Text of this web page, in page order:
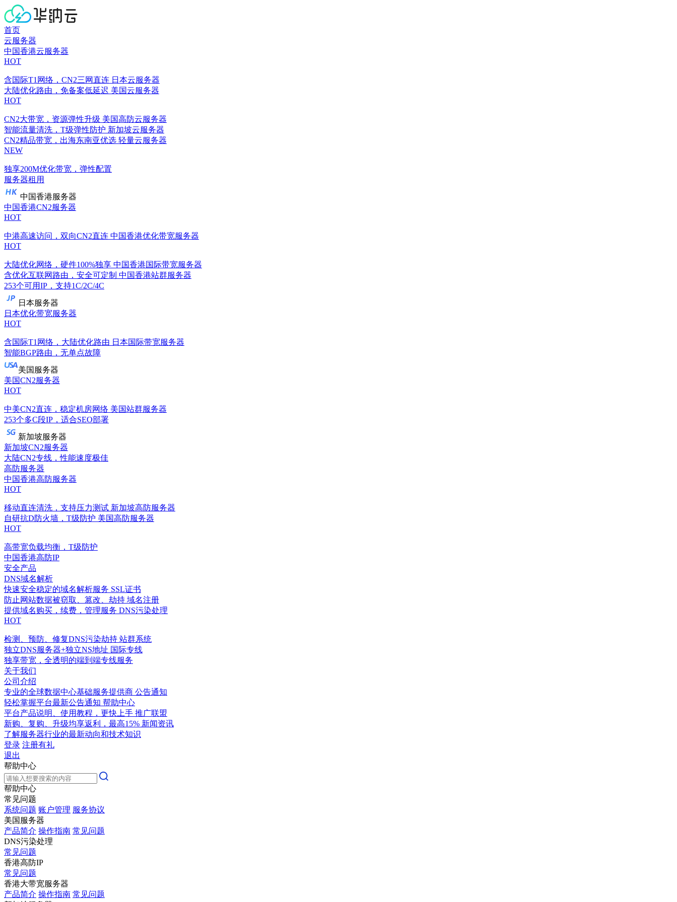
首页
云服务器
中国香港云服务器
HOT
含国际T1网络，CN2三网直连 日本云服务器
大陆优化路由，免备案低延迟 美国云服务器
HOT
CN2大带宽，资源弹性升级 美国高防云服务器
智能流量清洗，T级弹性防护 新加坡云服务器
CN2精品带宽，出海东南亚优选 轻量云服务器
NEW
独享200M优化带宽，弹性配置
服务器租用
中国香港服务器
中国香港CN2服务器
HOT
中港高速访问，双向CN2直连 中国香港优化带宽服务器
HOT
大陆优化网络，硬件100%独享 中国香港国际带宽服务器
含优化互联网路由，安全可定制 中国香港站群服务器
253个可用IP，支持1C/2C/4C
日本服务器
日本优化带宽服务器
HOT
含国际T1网络，大陆优化路由 日本国际带宽服务器
智能BGP路由，无单点故障
美国服务器
美国CN2服务器
HOT
中美CN2直连，稳定机房网络 美国站群服务器
253个多C段IP，适合SEO部署
新加坡服务器
新加坡CN2服务器
大陆CN2专线，性能速度极佳
高防服务器
中国香港高防服务器
HOT
移动直连清洗，支持压力测试 新加坡高防服务器
自研抗D防火墙，T级防护 美国高防服务器
HOT
高带宽负载均衡，T级防护
中国香港高防IP
安全产品
DNS域名解析
快速安全稳定的域名解析服务 SSL证书
防止网站数据被窃取、篡改、劫持 域名注册
提供域名购买，续费，管理服务 DNS污染处理
HOT
检测、预防、修复DNS污染劫持 站群系统
独立DNS服务器+独立NS地址 国际专线
独享带宽，全透明的端到端专线服务
关于我们
公司介绍
专业的全球数据中心基础服务提供商 公告通知
轻松掌握平台最新公告通知 帮助中心
平台产品说明、使用教程，更快上手 推广联盟
新购、复购、升级均享返利，最高15% 新闻资讯
了解服务器行业的最新动向和技术知识
登录 注册有礼
退出
帮助中心
帮助中心
常见问题
系统问题 账户管理 服务协议
美国服务器
产品简介 操作指南 常见问题
DNS污染处理
常见问题
香港高防IP
常见问题
香港大带宽服务器
产品简介 操作指南 常见问题